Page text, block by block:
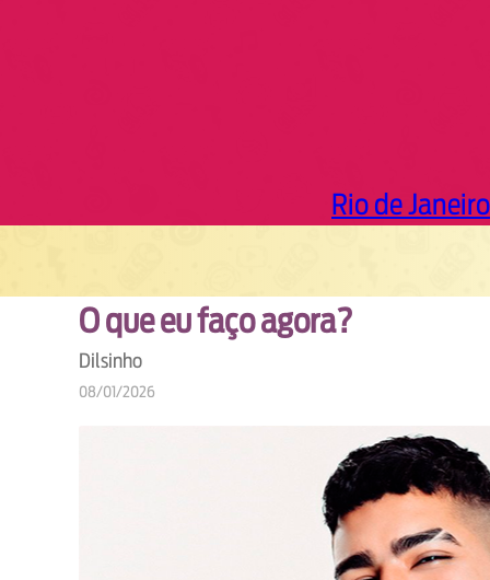
Rio de Janeiro
O que eu faço agora?
Dilsinho
08/01/2026